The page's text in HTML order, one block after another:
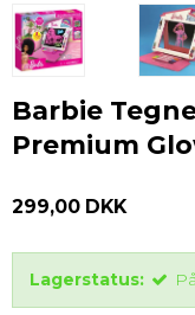
Barbie
Premium
299,00 DKK
Lagerstatus: